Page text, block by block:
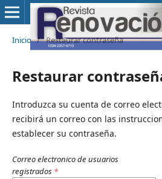
Inicio / Restaurar contraseña
Restaurar
Introduzca su cuenta de correo
recibirá un correo con las
establecer su contraseña.
Correo electronico de usuarios
registrados *